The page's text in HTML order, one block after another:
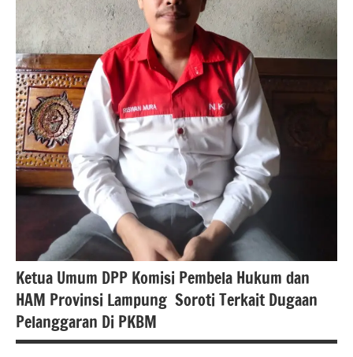
Ketua Umum DPP Komisi Pembela Hukum dan
HAM Provinsi Lampung Soroti Terkait Dugaan
Pelanggaran Di PKBM